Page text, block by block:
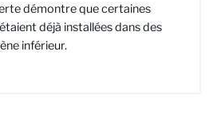
démontre que certaines
déjà installées dans des
inférieur.